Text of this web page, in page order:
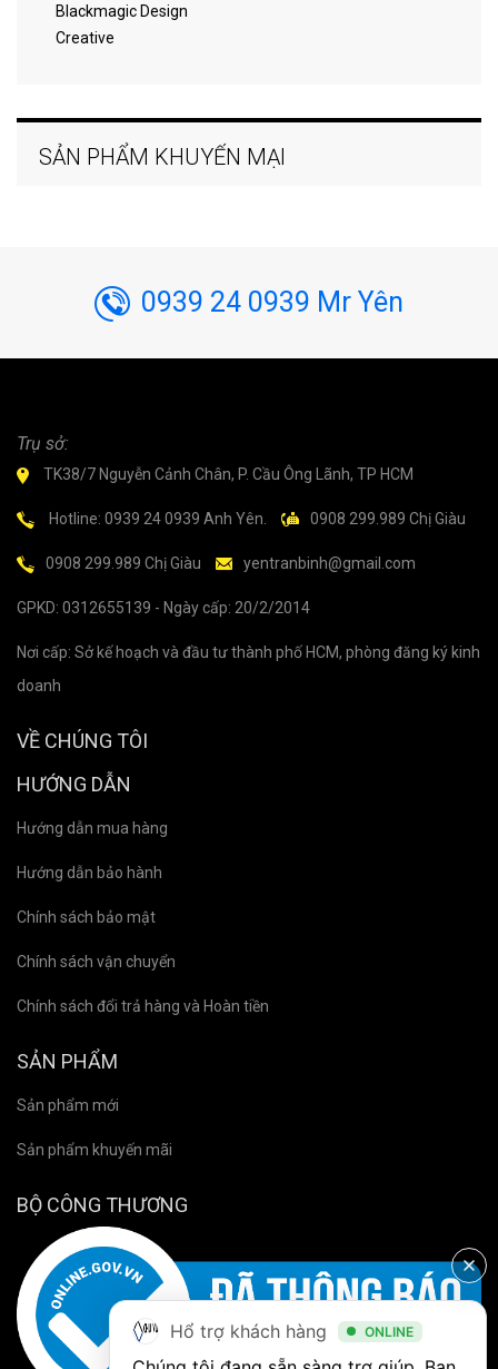
Blackmagic Design
Creative
SẢN PHẨM KHUYẾN MẠI
0939 24 0939 Mr Yên
Trụ sở:
TK38/7 Nguyễn Cảnh Chân, P. Cầu Ông Lãnh, TP HCM
Hotline: 0939 24 0939 Anh Yên. 0908 299.989 Chị Giàu
0908 299.989 Chị Giàu yentranbinh@gmail.com
GPKD: 0312655139 - Ngày cấp: 20/2/2014
Nơi cấp: Sở kế hoạch và đầu tư thành phố HCM, phòng đăng ký kinh
doanh
VỀ CHÚNG TÔI
HƯỚNG DẪN
Hướng dẫn mua hàng
Hướng dẫn bảo hành
Chính sách bảo mật
Chính sách vận chuyển
Chính sách đổi trả hàng và Hoàn tiền
SẢN PHẨM
Sản phẩm mới
Sản phẩm khuyến mãi
BỘ CÔNG THƯƠNG
Hổ trợ khách hàng ONLINE